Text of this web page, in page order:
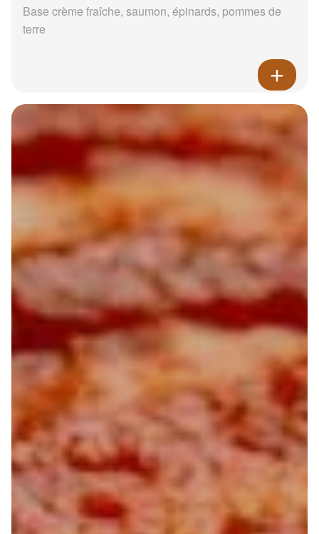
Base crème fraîche, saumon, épinards, pommes de
terre